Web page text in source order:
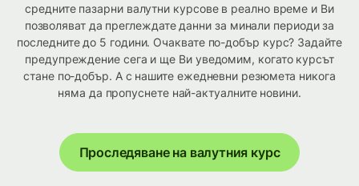
средните пазарни валутни курсове в реално време и Ви
позволяват да преглеждате данни за минали периоди за
последните до 5 години. Очаквате по-добър курс? Задайте
предупреждение сега и ще Ви уведомим, когато курсът
стане по-добър. А с нашите ежедневни резюмета никога
няма да пропуснете най-актуалните новини.
Проследяване на валутния курс